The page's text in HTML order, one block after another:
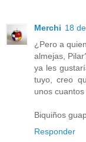
Merchi 18
¿Pero a
almejas,
ya les
tuyo, creo
unos
Biquiños
Responder